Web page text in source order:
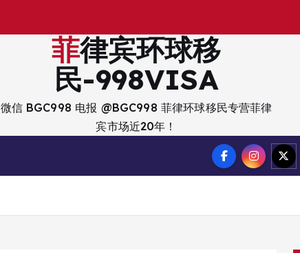
菲律宾环球移
民-998VISA
微信 BGC998 电报 @BGC998 菲律环球移民专营菲律
宾市场近20年！